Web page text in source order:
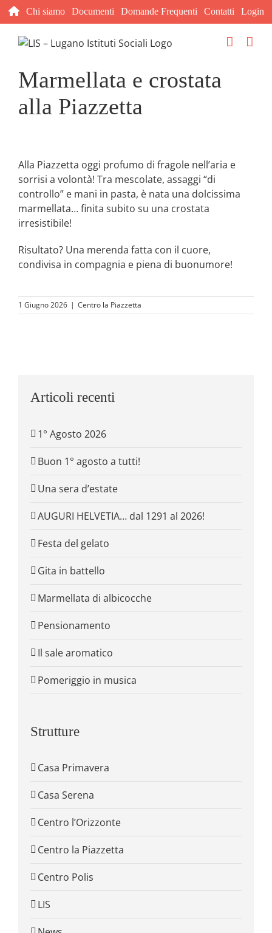
Salta
al
contenuto
Chi siamo Documenti Domande Frequenti Contatti Login
Marmellata e crostata
alla Piazzetta
Alla Piazzetta oggi profumo di fragole nell’aria e
sorrisi a volontà! Tra mescolate, assaggi “di
controllo” e mani in pasta, è nata una dolcissima
marmellata… finita subito su una crostata
irresistibile!
Risultato? Una merenda fatta con il cuore,
condivisa in compagnia e piena di buonumore!
1 Giugno 2026 | Centro la Piazzetta
Articoli recenti
1° Agosto 2026
Buon 1° agosto a tutti!
Una sera d’estate
AUGURI HELVETIA… dal 1291 al 2026!
Festa del gelato
Gita in battello
Marmellata di albicocche
Pensionamento
Il sale aromatico
Pomeriggio in musica
Strutture
Casa Primavera
Casa Serena
Centro l’Orizzonte
Centro la Piazzetta
Centro Polis
LIS